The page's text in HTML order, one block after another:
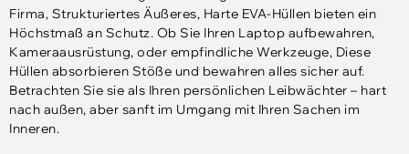
Firma, Strukturiertes Äußeres, Harte EVA-Hüllen bieten ein
Höchstmaß an Schutz. Ob Sie Ihren Laptop aufbewahren,
Kameraausrüstung, oder empfindliche Werkzeuge, Diese
Hüllen absorbieren Stöße und bewahren alles sicher auf.
Betrachten Sie sie als Ihren persönlichen Leibwächter – hart
nach außen, aber sanft im Umgang mit Ihren Sachen im
Inneren.